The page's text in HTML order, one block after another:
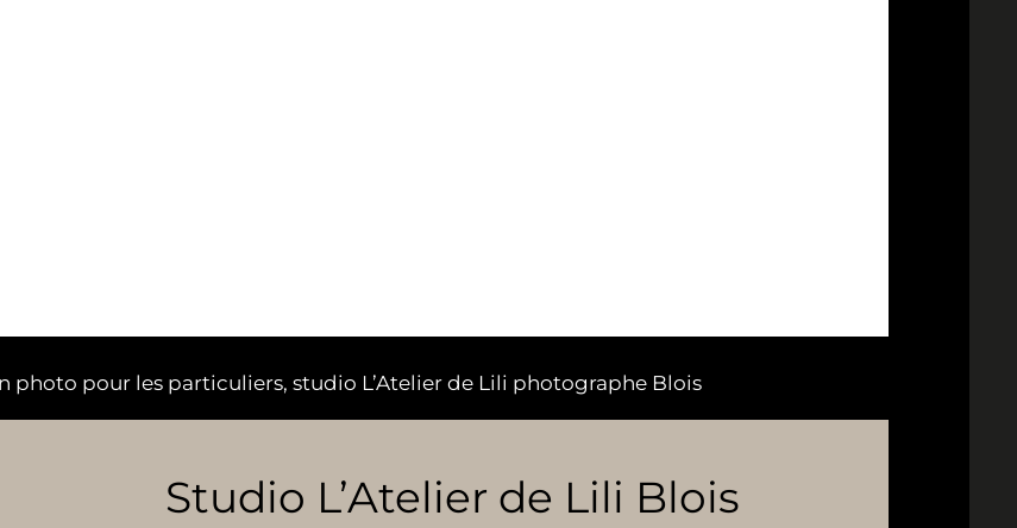
pour les particuliers, studio L’Atelier de Lili photographe Blois
Studio L’Atelier de Lili Blois